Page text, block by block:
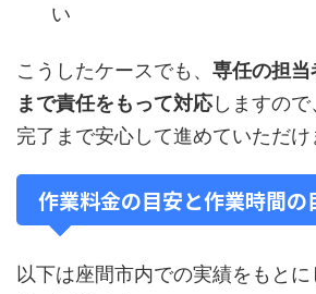
い
こうしたケースでも、 専任の担
まで責任をもって対応しますの
完了まで安心して進めていただけ
作業料金の目安と作業時間の
以下は座間市内での実績をもと